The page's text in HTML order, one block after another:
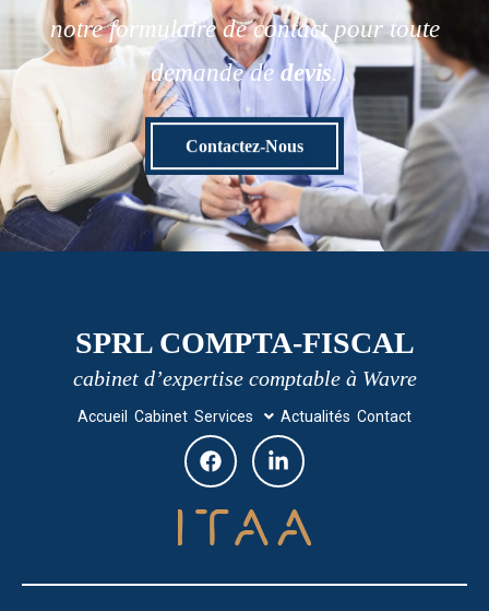
notre formulaire de contact pour toute
demande de devis.
Contactez-Nous
SPRL COMPTA-FISCAL
cabinet d’expertise comptable à Wavre
Accueil Cabinet Services Actualités Contact